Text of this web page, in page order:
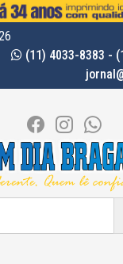
(11) 4033-8383 -